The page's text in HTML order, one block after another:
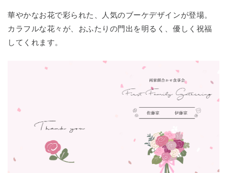
華やかなお花で彩られた、人気のブーケデザインが登場。
カラフルな花々が、おふたりの門出を明るく、優しく祝福
してくれます。